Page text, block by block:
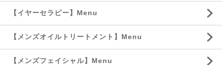
【イヤーセラピー】Menu
【メンズオイルトリートメント】Menu
【メンズフェイシャル】Menu